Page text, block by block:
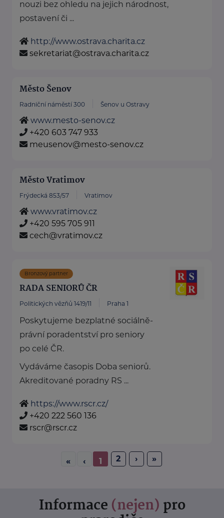
nouzi bez ohledu na jejich národnost,
postavení či ...
http://www.ostrava.charita.cz
sekretariat@ostrava.charita.cz
Město Šenov
Radniční náměstí 300 Šenov u Ostravy
www.mesto-senov.cz
+420 603 747 933
meusenov@mesto-senov.cz
Město Vratimov
Frýdecká 853/57 Vratimov
www.vratimov.cz
+420 595 705 911
cech@vratimov.cz
Bronzový partner
RADA SENIORŮ ČR
Politických vězňů 1419/11 Praha 1
Poskytujeme bezplatné sociálně-
právní poradentství pro seniory
po celé ČR.
Vydáváme časopis Doba seniorů.
Akreditované poradny RS ...
https://www.rscr.cz/
+420 222 560 136
rscr@rscr.cz
« ‹ 1 2 › »
Informace (nejen) pro